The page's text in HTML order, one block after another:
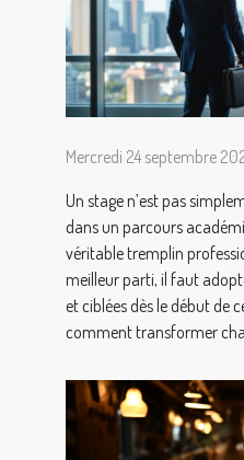
Mercredi 24 septembre
Un stage n’est pas
dans un parcours
véritable tremplin
meilleur parti, il faut
et ciblées dès le début de
comment transformer